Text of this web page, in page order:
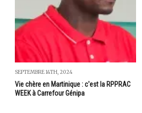
SEPTEMBRE 14TH, 2024
Vie chère en Martinique : c'est la RPPRAC
WEEK à Carrefour Génipa